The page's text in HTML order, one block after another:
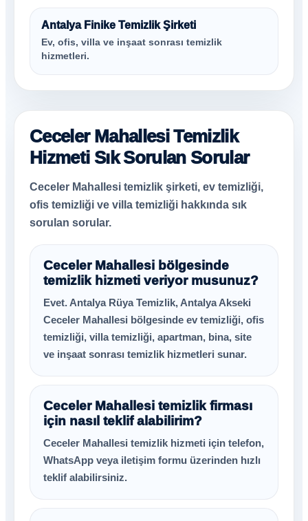
Antalya Finike Temizlik Şirketi
Ev, ofis, villa ve inşaat sonrası temizlik
hizmetleri.
Ceceler Mahallesi Temizlik
Hizmeti Sık Sorulan Sorular
Ceceler Mahallesi temizlik şirketi, ev temizliği,
ofis temizliği ve villa temizliği hakkında sık
sorulan sorular.
Ceceler Mahallesi bölgesinde
temizlik hizmeti veriyor musunuz?
Evet. Antalya Rüya Temizlik, Antalya Akseki
Ceceler Mahallesi bölgesinde ev temizliği, ofis
temizliği, villa temizliği, apartman, bina, site
ve inşaat sonrası temizlik hizmetleri sunar.
Ceceler Mahallesi temizlik firması
için nasıl teklif alabilirim?
Ceceler Mahallesi temizlik hizmeti için telefon,
WhatsApp veya iletişim formu üzerinden hızlı
teklif alabilirsiniz.